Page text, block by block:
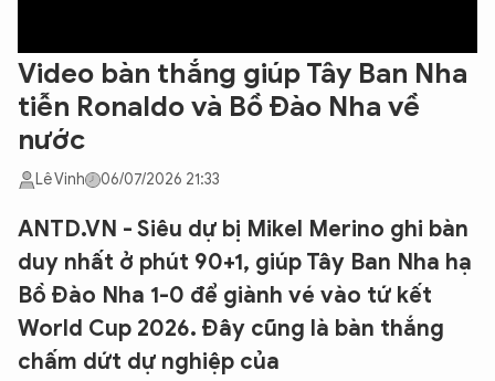
Video bàn thắng giúp Tây Ban Nha
tiễn Ronaldo và Bồ Đào Nha về
nước
Lê Vinh 06/07/2026 21:33
ANTD.VN - Siêu dự bị Mikel Merino ghi bàn
duy nhất ở phút 90+1, giúp Tây Ban Nha hạ
Bồ Đào Nha 1-0 để giành vé vào tứ kết
World Cup 2026. Đây cũng là bàn thắng
chấm dứt dự nghiệp của